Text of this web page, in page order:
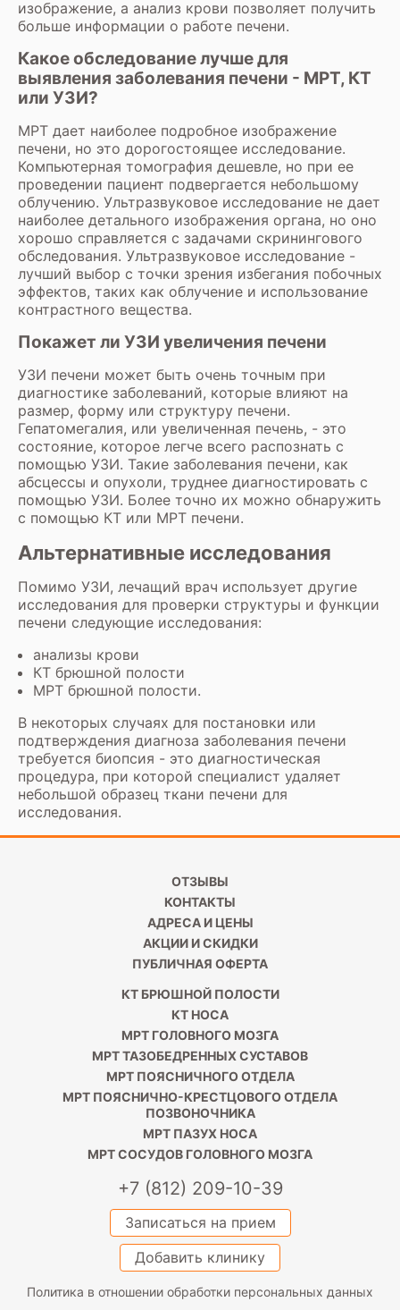
изображение, а анализ крови позволяет получить
больше информации о работе печени.
Какое обследование лучше для
выявления заболевания печени - МРТ, КТ
или УЗИ?
МРТ дает наиболее подробное изображение
печени, но это дорогостоящее исследование.
Компьютерная томография дешевле, но при ее
проведении пациент подвергается небольшому
облучению. Ультразвуковое исследование не дает
наиболее детального изображения органа, но оно
хорошо справляется с задачами скринингового
обследования. Ультразвуковое исследование -
лучший выбор с точки зрения избегания побочных
эффектов, таких как облучение и использование
контрастного вещества.
Покажет ли УЗИ увеличения печени
УЗИ печени может быть очень точным при
диагностике заболеваний, которые влияют на
размер, форму или структуру печени.
Гепатомегалия, или увеличенная печень, - это
состояние, которое легче всего распознать с
помощью УЗИ. Такие заболевания печени, как
абсцессы и опухоли, труднее диагностировать с
помощью УЗИ. Более точно их можно обнаружить
с помощью КТ или МРТ печени.
Альтернативные исследования
Помимо УЗИ, лечащий врач использует другие
исследования для проверки структуры и функции
печени следующие исследования:
анализы крови
КТ брюшной полости
МРТ брюшной полости.
В некоторых случаях для постановки или
подтверждения диагноза заболевания печени
требуется биопсия - это диагностическая
процедура, при которой специалист удаляет
небольшой образец ткани печени для
исследования.
ОТЗЫВЫ
КОНТАКТЫ
АДРЕСА И ЦЕНЫ
АКЦИИ И СКИДКИ
ПУБЛИЧНАЯ ОФЕРТА
КТ БРЮШНОЙ ПОЛОСТИ
КТ НОСА
МРТ ГОЛОВНОГО МОЗГА
МРТ ТАЗОБЕДРЕННЫХ СУСТАВОВ
МРТ ПОЯСНИЧНОГО ОТДЕЛА
МРТ ПОЯСНИЧНО-КРЕСТЦОВОГО ОТДЕЛА
ПОЗВОНОЧНИКА
МРТ ПАЗУХ НОСА
МРТ СОСУДОВ ГОЛОВНОГО МОЗГА
+7 (812) 209-10-39
Записаться на прием
Добавить клинику
Политика в отношении обработки персональных данных